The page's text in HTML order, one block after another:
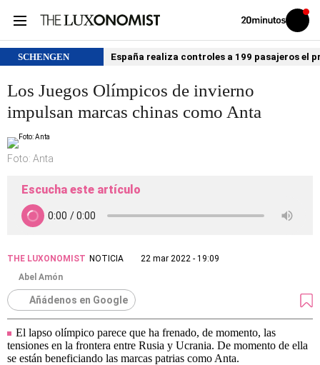
Volver
Iniciar
sesión
SCHENGEN España realiza controles a 199 pasajeros el
Los Juegos Olímpicos de invierno
impulsan marcas chinas como Anta
Foto: Anta
Escucha este artículo
THE LUXONOMIST NOTICIA
22 mar 2022 - 19:09
Abel Amón
Añádenos en Google
El lapso olímpico parece que ha frenado, de momento, las
tensiones en la frontera entre Rusia y Ucrania. De momento de ella
se están beneficiando las marcas patrias como Anta.